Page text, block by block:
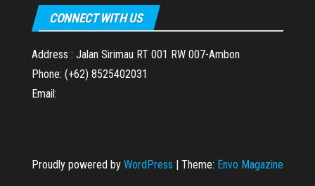
CONNECT WITH US
Address : Jalan Sirimau RT 001 RW 007-Ambon
Phone: (+62) 8525402031
Email:
Proudly powered by WordPress | Theme: Envo Magazine